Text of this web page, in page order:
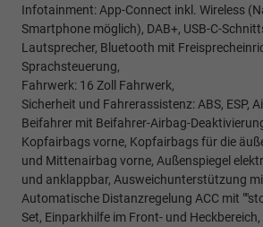
Infotainment: App-Connect inkl. Wireless
Smartphone möglich), DAB+, USB-C-
Lautsprecher, Bluetooth mit
Sprachsteuerung,
Fahrwerk: 16 Zoll Fahrwerk,
Sicherheit und Fahrerassistenz: ABS, ESP,
Beifahrer mit Beifahrer-Airbag-
Kopfairbags vorne, Kopfairbags für die
und Mittenairbag vorne, Außenspiegel
und anklappbar, Ausweichunterstützung
Automatische Distanzregelung ACC mit
Set, Einparkhilfe im Front- und